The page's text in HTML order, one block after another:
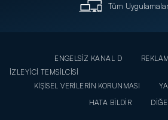
Tüm
ENGELSİZ KANAL D REKLAM
İZLEYİCİ TEMSİLCİSİ
KİŞİSEL VERİLERİN KORUNMASI
HATA BİLDİR